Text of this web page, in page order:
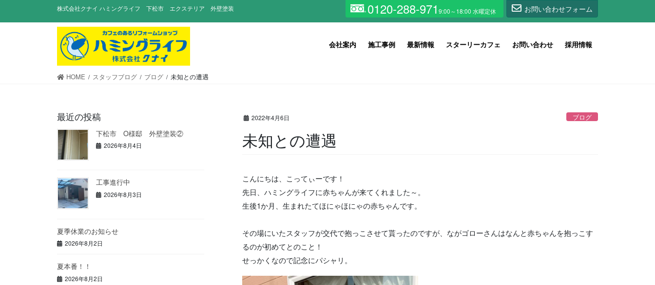
株式会社クナイ ハミングライフ 下松市 エクステリア 外壁塗装 0120-288-971 お問い合わせフォーム
会社案内 施工事例 最新情報 スターリーカフェ お問い合わせ 採用情報
HOME スタッフブログ ブログ 未知との遭遇
2022年4月6日 ブログ
未知との遭遇
こんにちは、こってぃーです！
先日、ハミングライフに赤ちゃんが来てくれました～。
生後1か月、生まれたてほにゃほにゃの赤ちゃんです。
その場にいたスタッフが交代で抱っこさせて貰ったのですが、ながゴローさんはなんと赤ちゃんを抱っこす
るのが初めてとのこと！
せっかくなので記念にパシャリ。
最近の投稿
下松市 O様邸 外壁塗装②
2026年8月4日
工事進行中
2026年8月3日
夏季休業のお知らせ
2026年8月2日
夏本番！！
2026年8月2日